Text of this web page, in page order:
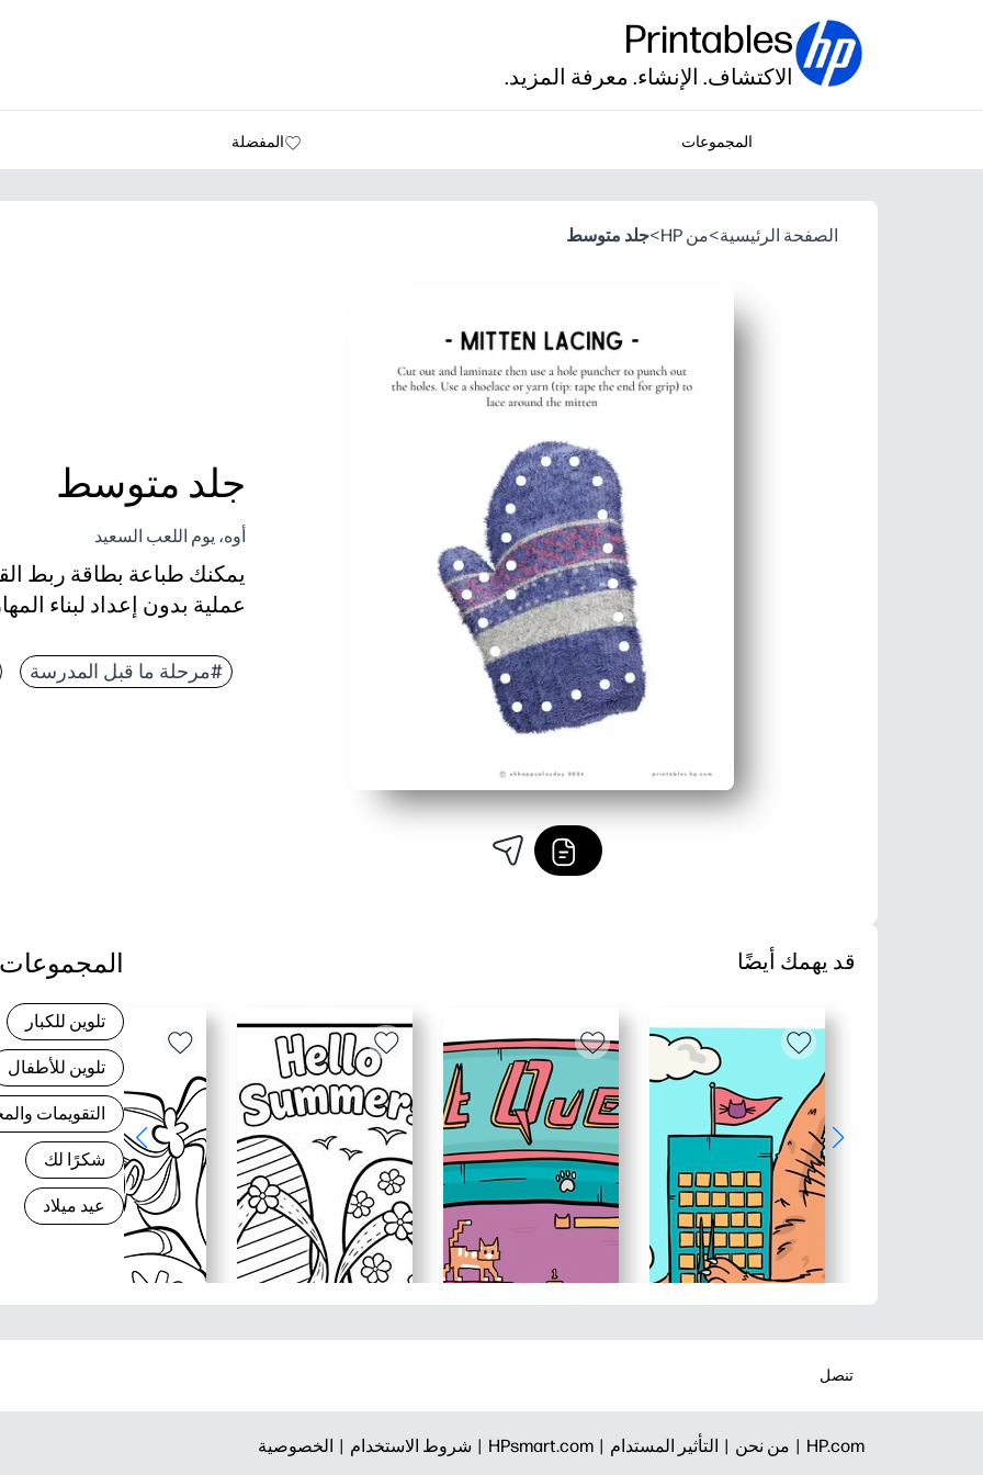
Printables
الاكتشاف. الإنشاء. معرفة المزيد.
المجموعات المفضلة
الصفحة الرئيسية>من HP >جلد متوسط
جلد متوسط
أوه، يوم اللعب السعيد
يمكنك طباعة بطاقة ربط
عملية بدون إعداد لبناء
يمكنك الحصول على مركز
#مرحلة ما قبل المدرسة
قد يهمك أيضًا
تلوين للكبار
تلوين للأطفال
التقويمات
شكرًا لك
عيد ميلاد
تنصل
HP.com | من نحن | التأثير المستدام | HPsmart.com | شروط الاستخدام | الخصوصية